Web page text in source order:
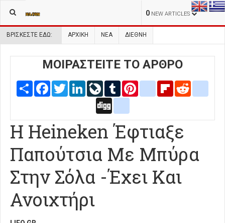
0 NEW ARTICLES
ΒΡΊΣΚΕΣΤΕ ΕΔΏ: ΑΡΧΙΚΉ ΝΕΑ ΔΙΕΘΝΗ
ΜΟΙΡΑΣΤΕΙΤΕ ΤΟ ΑΡΘΡΟ
Share FacebookTwitterLinkedInLiveJournal
Tumblr Pinterestblogger_post
Flipboard
Η Heineken Έφτιαξε
Παπούτσια Με Μπύρα
Στην Σόλα -Έχει Και
Ανοιχτήρι